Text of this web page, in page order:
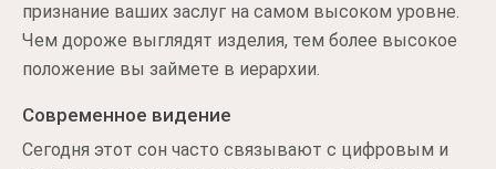
признание ваших заслуг на самом высоком уровне.
Чем дороже выглядят изделия, тем более высокое
положение вы займете в иерархии.
Современное видение
Сегодня этот сон часто связывают с цифровым и